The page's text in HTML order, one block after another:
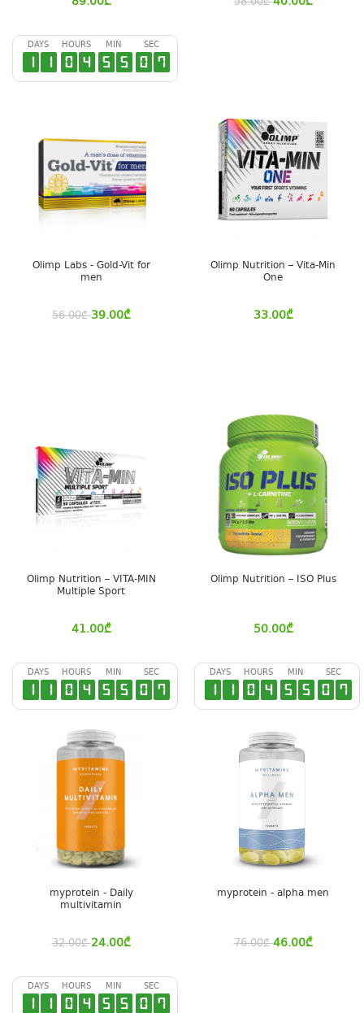
DAYS
1 1
HOURS
0 4
MIN
5 5
SEC
0 6
Olimp Labs - Gold-Vit for
men
56.00₾ 39.00₾
Olimp Nutrition – Vita-Min
One
33.00₾
Olimp Nutrition – VITA-MIN
Multiple Sport
41.00₾
Olimp Nutrition – ISO Plus
50.00₾
DAYS
1 1
HOURS
0 4
MIN
5 5
SEC
0 6
myprotein - Daily
multivitamin
32.00₾ 24.00₾
DAYS
1 1
HOURS
0 4
MIN
5 5
SEC
0 6
myprotein - alpha men
76.00₾ 46.00₾
DAYS
1 1
HOURS
0 4
MIN
5 5
SEC
0 6